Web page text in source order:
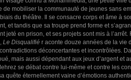
de mobiliser la communauté de jeunes sans
du théâtre. Il se consacre corps et âme à
et tandis que sa troupe prend forme et
jeté en prison, et ses projets sont mis à l’arrêt.
Le Disqualifié r​ aconte douze années de la vie
déconcertantes et incontrôlées.
mais aussi dépendant aux jeux d’argent et
se débat contre lui-même et contre les
quête éternellement vaine d’émotions